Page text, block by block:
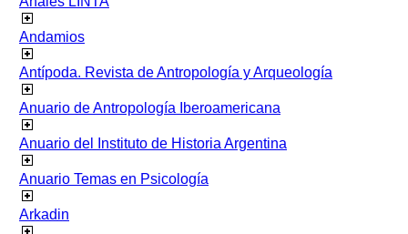
Andamios
Antípoda. Revista de Antropología y Arqueología
Anuario de Antropología Iberoamericana
Anuario del Instituto de Historia Argentina
Anuario Temas en Psicología
Arkadin